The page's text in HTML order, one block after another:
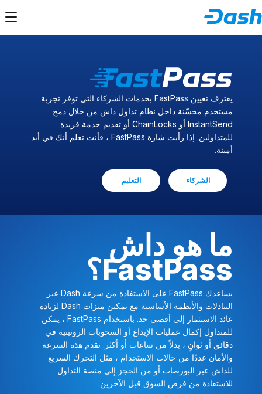
يعترف تعيين FastPass بخدمات الشركاء التي توفر تجربة
مستخدم محسّنة داخل نظام تداول داش من خلال دمج
InstantSend أو ChainLocks أو تقديم خدمة فريدة
للمتداولين. إذا رأيت شارة FastPass ، فأنت تعلم أنك في أيد
أمينة.
الشركاء التعليم
ما هو داش
FastPass؟
يساعدك FastPass على الاستفادة من سرعة Dash عبر
التبادلات والأنظمة الأساسية مع تمكين ميزات Dash لزيادة
عائد الاستثمار إلى أقصى حد. باستخدام FastPass ، يمكن
للمتداول إكمال عمليات الإيداع أو السحوبات الروتينية في
دقائق أو ثوانٍ ، بدلاً من ساعات أو أكثر. تقدم هذه السرعة
والأمان عددًا من حالات الاستخدام ، مثل التحرك السريع
للداش عبر البورصات أو من الحجز إلى منصة التداول
للاستفادة من فرص السوق قبل الآخرين.